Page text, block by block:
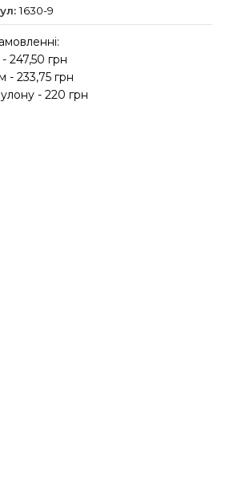
1630-9
- 247,50 грн
- 233,75 грн
- 220 грн